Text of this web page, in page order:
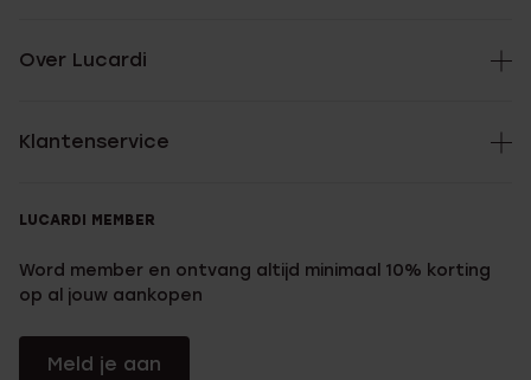
Over Lucardi
Klantenservice
LUCARDI MEMBER
Word member en ontvang altijd minimaal 10% korting
op al jouw aankopen
Meld je aan